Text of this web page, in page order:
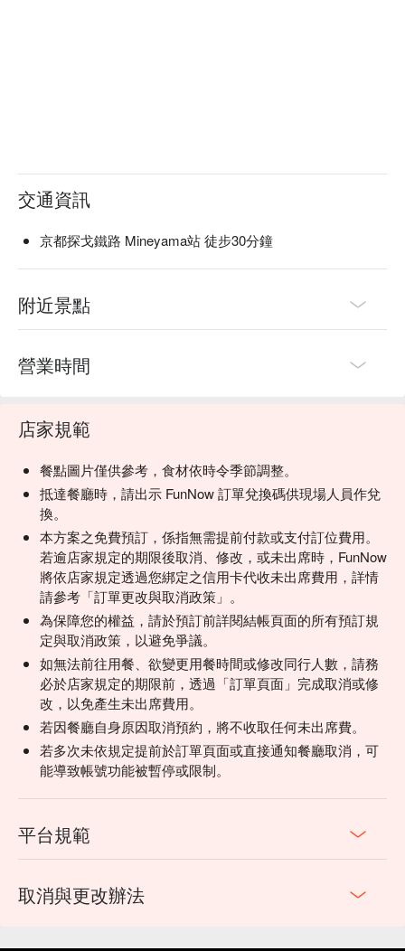
交通資訊
京都探戈鐵路 Mineyama站 徒步30分鐘
附近景點
營業時間
店家規範
餐點圖片僅供參考，食材依時令季節調整。
抵達餐廳時，請出示 FunNow 訂單兌換碼供現場人員作兌
換。
本方案之免費預訂，係指無需提前付款或支付訂位費用。
若逾店家規定的期限後取消、修改，或未出席時，FunNow
將依店家規定透過您綁定之信用卡代收未出席費用，詳情
請參考「訂單更改與取消政策」。
為保障您的權益，請於預訂前詳閱結帳頁面的所有預訂規
定與取消政策，以避免爭議。
如無法前往用餐、欲變更用餐時間或修改同行人數，請務
必於店家規定的期限前，透過「訂單頁面」完成取消或修
改，以免產生未出席費用。
若因餐廳自身原因取消預約，將不收取任何未出席費。
若多次未依規定提前於訂單頁面或直接通知餐廳取消，可
能導致帳號功能被暫停或限制。
平台規範
取消與更改辦法